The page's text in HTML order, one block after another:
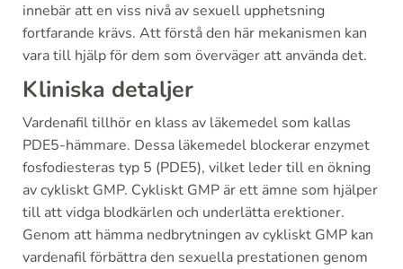
innebär att en viss nivå av sexuell upphetsning
fortfarande krävs. Att förstå den här mekanismen kan
vara till hjälp för dem som överväger att använda det.
Kliniska detaljer
Vardenafil tillhör en klass av läkemedel som kallas
PDE5-hämmare. Dessa läkemedel blockerar enzymet
fosfodiesteras typ 5 (PDE5), vilket leder till en ökning
av cykliskt GMP. Cykliskt GMP är ett ämne som hjälper
till att vidga blodkärlen och underlätta erektioner.
Genom att hämma nedbrytningen av cykliskt GMP kan
vardenafil förbättra den sexuella prestationen genom